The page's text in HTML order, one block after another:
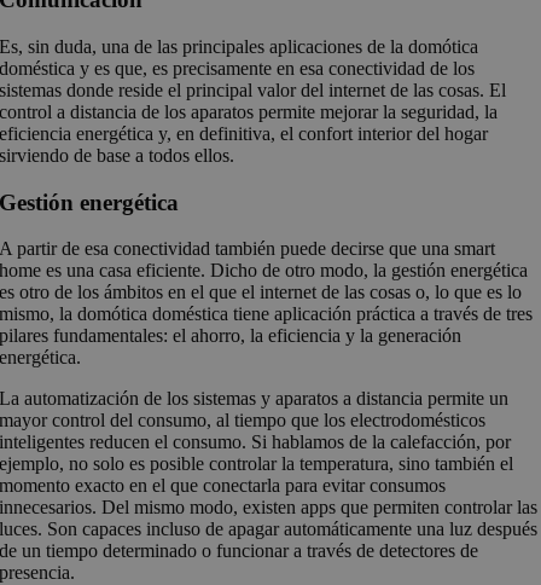
Es, sin duda, una de las principales aplicaciones de la domótica
doméstica y es que, es precisamente en esa conectividad de los
sistemas donde reside el principal valor del internet de las cosas. El
control a distancia de los aparatos permite mejorar la seguridad, la
eficiencia energética y, en definitiva, el confort interior del hogar
sirviendo de base a todos ellos.
Gestión energética
A partir de esa conectividad también puede decirse que una smart
home es una casa eficiente. Dicho de otro modo, la gestión energética
es otro de los ámbitos en el que el internet de las cosas o, lo que es lo
mismo, la domótica doméstica tiene aplicación práctica a través de tres
pilares fundamentales: el ahorro, la eficiencia y la generación
energética.
La automatización de los sistemas y aparatos a distancia permite un
mayor control del consumo, al tiempo que los electrodomésticos
inteligentes reducen el consumo. Si hablamos de la calefacción, por
ejemplo, no solo es posible controlar la temperatura, sino también el
momento exacto en el que conectarla para evitar consumos
innecesarios. Del mismo modo, existen apps que permiten controlar las
luces. Son capaces incluso de apagar automáticamente una luz después
de un tiempo determinado o funcionar a través de detectores de
presencia.